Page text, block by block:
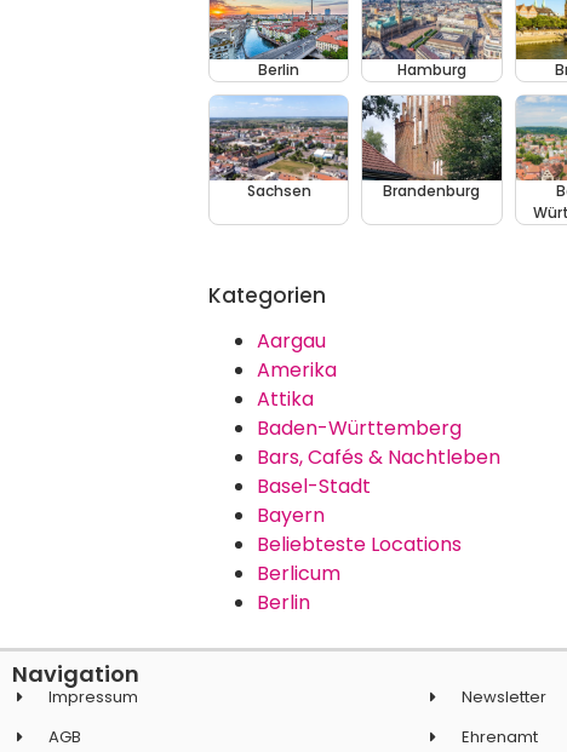
Berlin Hamburg
Sachsen Brandenburg
Kategorien
Aargau
Amerika
Attika
Baden-Württemberg
Bars, Cafés & Nachtleben
Basel-Stadt
Bayern
Beliebteste Locations
Berlicum
Berlin
Navigation
Impressum
AGB
Newsletter
Ehrenamt